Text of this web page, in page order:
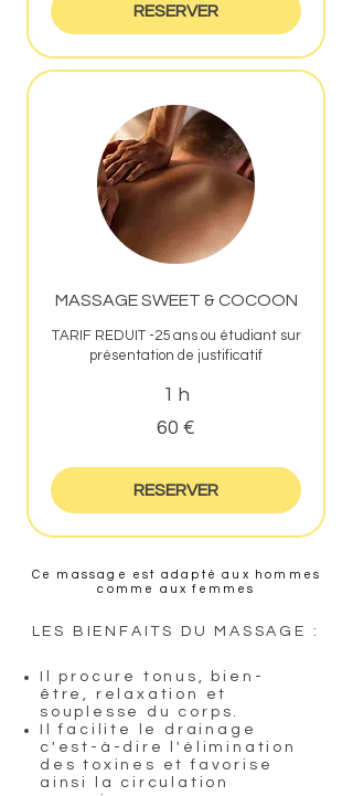
RESERVER
MASSAGE SWEET & COCOON
TARIF REDUIT -25 ans ou étudiant sur
présentation de justificatif
1 h
60 €
RESERVER
Ce massage est adapté aux hommes
comme aux femmes
LES BIENFAITS DU MASSAGE :
Il procure tonus, bien-
être, relaxation et
souplesse du corps.
Il facilite le drainage
c'est-à-dire l'élimination
des toxines et favorise
ainsi la circulation